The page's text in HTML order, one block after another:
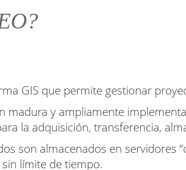
GIS que permite gestionar
madura y ampliamente
la adquisición, transferencia,
son almacenados en servidores
límite de tiempo.